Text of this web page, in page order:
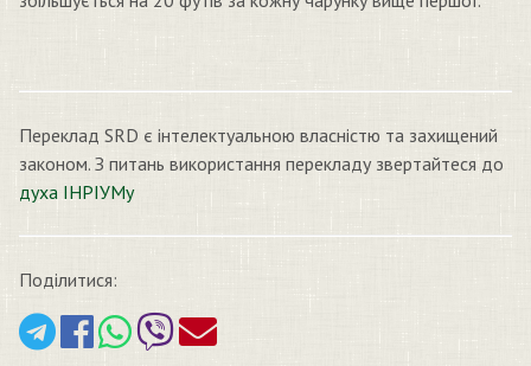
Переклад SRD є інтелектуальною власністю та захищений
законом. З питань використання перекладу звертайтеся до
духа ІНРІУМу
Поділитися: